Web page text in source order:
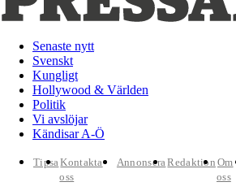
Senaste nytt
Svenskt
Kungligt
Hollywood & Världen
Politik
Vi avslöjar
Kändisar A-Ö
TipsaKontakta
oss
AnnonseraRedaktion Om
oss